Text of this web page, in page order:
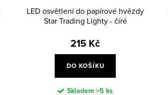
LED osvětlení do papírové hvězdy
Star Trading Lighty - čiré
215 Kč
DO KOŠÍKU
Skladem>5 ks